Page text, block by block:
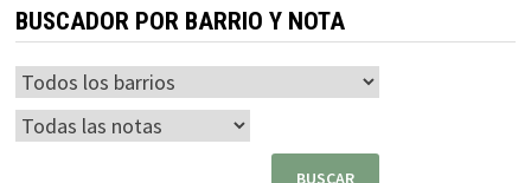
BUSCADOR POR BARRIO Y NOTA